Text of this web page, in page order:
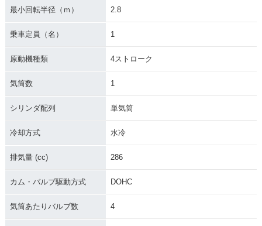
最小回転半径（ｍ） 2.8
乗車定員（名） 1
原動機種類 4ストローク
気筒数 1
シリンダ配列 単気筒
冷却方式 水冷
排気量 (cc) 286
カム・バルブ駆動方式 DOHC
気筒あたりバルブ数 4